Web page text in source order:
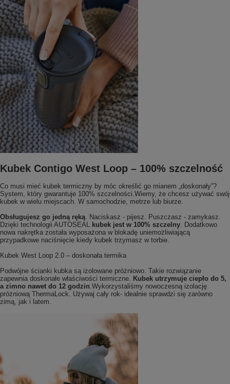
Kubek Contigo West Loop – 100% szczelność
Co musi mieć kubek termiczny by móc określić go mianem „doskonały”?
System, który gwarantuje 100% szczelności.Wiemy, że chcesz używać swój
kubek w wielu miejscach. W samochodzie, metrze lub biurze.
Obsługujesz go jedną ręką . Naciskasz - pijesz. Puszczasz - zamykasz.
Dzięki technologii AUTOSEAL
kubek jest w 100% szczelny . Dodatkowo
nowa nakrętka została wyposażona w blokadę uniemożliwiającą
przypadkowe naciśnięcie kiedy kubek trzymasz w torbie.
Kubek West Loop 2.0 – doskonała termika
Podwójne ścianki kubka są izolowane próżniowo. Takie rozwiązanie
zapewnia doskonałe właściwości termiczne.
Kubek utrzymuje ciepło do 5,
a zimno nawet do 12 godzin .Wykorzystaliśmy nowoczesną izolację
próżniową ThermaLock. Używaj cały rok- idealnie sprawdzi się zarówno
zimą, jak i latem.